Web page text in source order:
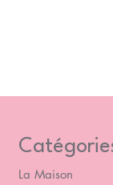
La Maison